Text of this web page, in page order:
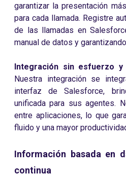
garantizar la presentación
para cada llamada. Registre
de las llamadas en
manual de datos y
Integración sin esfuerzo y
Nuestra integración se
interfaz de Salesforce,
unificada para sus agentes.
entre aplicaciones, lo que
fluido y una mayor
Información basada en
continua